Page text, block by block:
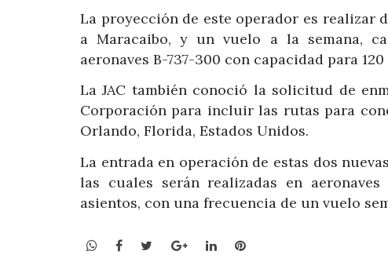
La proyección de este operador es realizar
a Maracaibo, y un vuelo a la semana,
aeronaves B-737-300 con capacidad para
La JAC también conoció la solicitud de
Corporación para incluir las rutas para
Orlando, Florida, Estados Unidos.
La entrada en operación de estas dos
las cuales serán realizadas en
asientos, con una frecuencia de un vuelo
WhatsApp
Facebook
TwitterGoogle+LinkedInPinterest